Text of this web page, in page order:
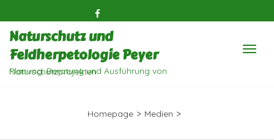
Naturschutz und
Feldherpetologie Peyer
Planung, Beratung und Ausführung von Naturschutzprojekten
Homepage > Medien >